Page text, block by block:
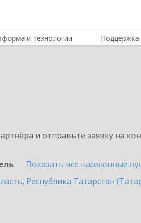
и технологии Поддержка
и отправьте заявку на
Показать все населенные
, Республика Татарстан